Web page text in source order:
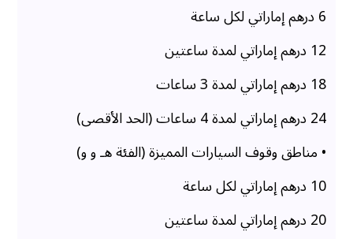
6 درهم إماراتي لكل ساعة
12 درهم إماراتي لمدة ساعتين
18 درهم إماراتي لمدة 3 ساعات
24 درهم إماراتي لمدة 4 ساعات (الحد الأقصى)
• مناطق وقوف السيارات المميزة (الفئة هـ و و)
10 درهم إماراتي لكل ساعة
20 درهم إماراتي لمدة ساعتين